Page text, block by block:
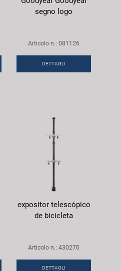
segno logo
Articolo n.: 081126
DETTAGLI
expositor telescópico
de bicicleta
Articolo n.: 430270
DETTAGLI